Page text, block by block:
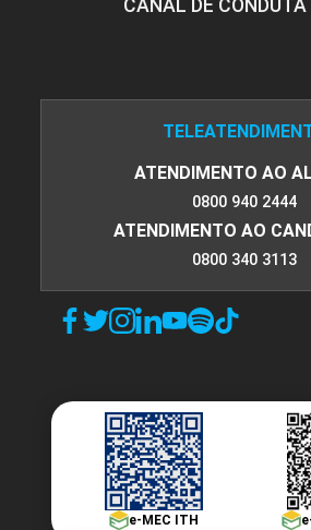
CANAL DE
ATENDIMENTO AO
0800 940 2444
ATENDIMENTO AO
0800 340 3113
e-MEC ITH